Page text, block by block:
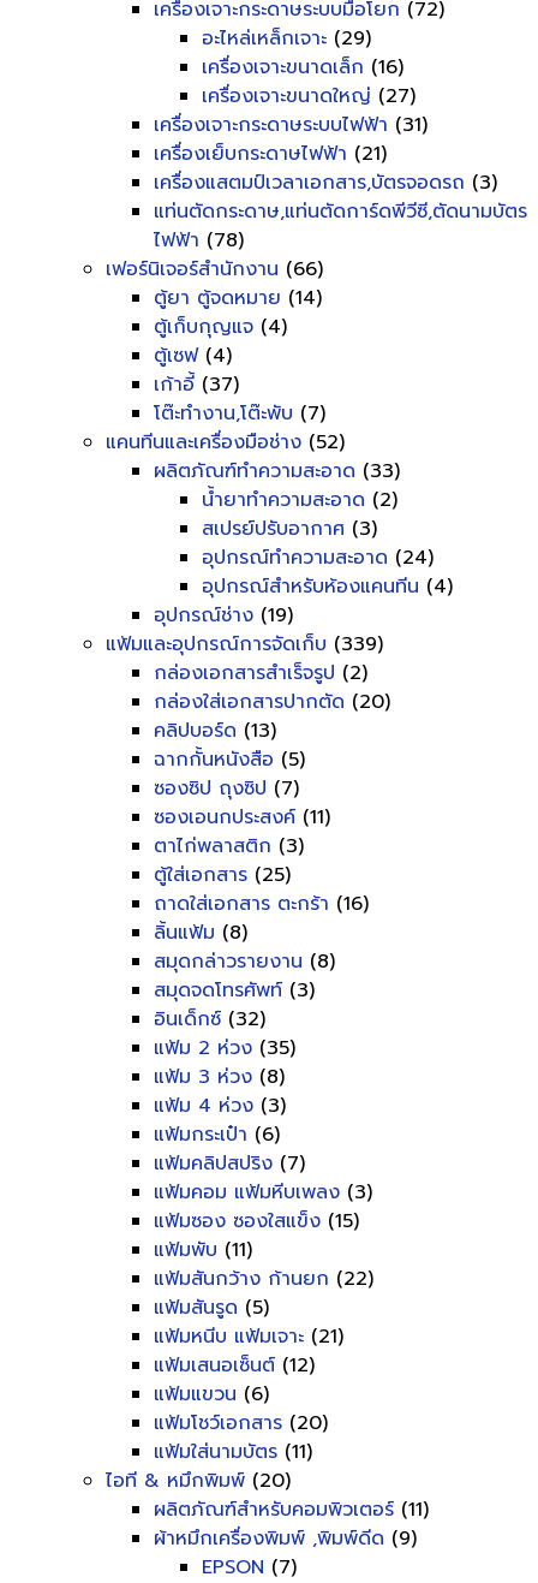
เครื่องเจาะกระดาษระบบมือโยก (72)
อะไหล่เหล็กเจาะ (29)
เครื่องเจาะขนาดเล็ก (16)
เครื่องเจาะขนาดใหญ่ (27)
เครื่องเจาะกระดาษระบบไฟฟ้า (31)
เครื่องเย็บกระดาษไฟฟ้า (21)
เครื่องแสตมป์เวลาเอกสาร,บัตรจอดรถ (3)
แท่นตัดกระดาษ,แท่นตัดการ์ดพีวีซี,ตัดนามบัตร
ไฟฟ้า (78)
เฟอร์นิเจอร์สำนักงาน (66)
ตู้ยา ตู้จดหมาย (14)
ตู้เก็บกุญแจ (4)
ตู้เซฟ(4)
เก้าอี้ (37)
โต๊ะทำงาน,โต๊ะพับ (7)
แคนทีนและเครื่องมือช่าง (52)
ผลิตภัณฑ์ทำความสะอาด (33)
น้ำยาทำความสะอาด (2)
สเปรย์ปรับอากาศ (3)
อุปกรณ์ทำความสะอาด (24)
อุปกรณ์สำหรับห้องแคนทีน (4)
อุปกรณ์ช่าง (19)
แฟ้มและอุปกรณ์การจัดเก็บ (339)
กล่องเอกสารสำเร็จรูป (2)
กล่องใส่เอกสารปากตัด (20)
คลิปบอร์ด (13)
ฉากกั้นหนังสือ (5)
ซองซิป ถุงซิป (7)
ซองเอนกประสงค์ (11)
ตาไก่พลาสติก (3)
ตู้ใส่เอกสาร (25)
ถาดใส่เอกสาร ตะกร้า (16)
ลิ้นแฟ้ม (8)
สมุดกล่าวรายงาน (8)
สมุดจดโทรศัพท์ (3)
อินเด็กซ์ (32)
แฟ้ม 2 ห่วง (35)
แฟ้ม 3 ห่วง (8)
แฟ้ม 4 ห่วง (3)
แฟ้มกระเป๋า (6)
แฟ้มคลิปสปริง (7)
แฟ้มคอม แฟ้มหีบเพลง (3)
แฟ้มซอง ซองใสแข็ง (15)
แฟ้มพับ (11)
แฟ้มสันกว้าง ก้านยก (22)
แฟ้มสันรูด (5)
แฟ้มหนีบ แฟ้มเจาะ (21)
แฟ้มเสนอเซ็นต์ (12)
แฟ้มแขวน (6)
แฟ้มโชว์เอกสาร (20)
แฟ้มใส่นามบัตร (11)
ไอที & หมึกพิมพ์ (20)
ผลิตภัณฑ์สำหรับคอมพิวเตอร์ (11)
ผ้าหมึกเครื่องพิมพ์ ,พิมพ์ดีด (9)
EPSON (7)